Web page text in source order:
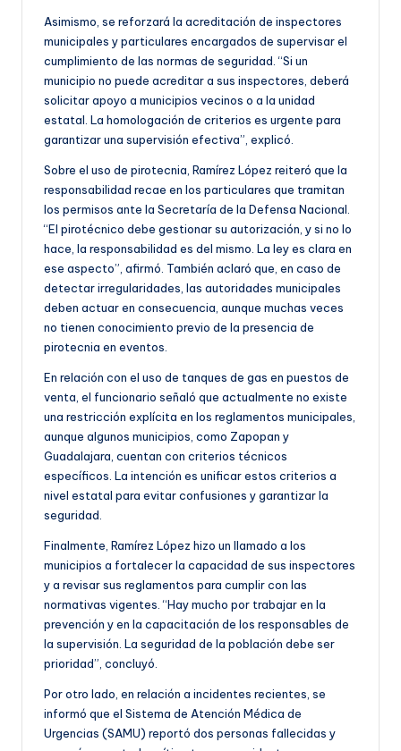
Asimismo, se reforzará la acreditación de inspectores
municipales y particulares encargados de supervisar el
cumplimiento de las normas de seguridad. “Si un
municipio no puede acreditar a sus inspectores, deberá
solicitar apoyo a municipios vecinos o a la unidad
estatal. La homologación de criterios es urgente para
garantizar una supervisión efectiva”, explicó.
Sobre el uso de pirotecnia, Ramírez López reiteró que la
responsabilidad recae en los particulares que tramitan
los permisos ante la Secretaría de la Defensa Nacional.
“El pirotécnico debe gestionar su autorización, y si no lo
hace, la responsabilidad es del mismo. La ley es clara en
ese aspecto”, afirmó. También aclaró que, en caso de
detectar irregularidades, las autoridades municipales
deben actuar en consecuencia, aunque muchas veces
no tienen conocimiento previo de la presencia de
pirotecnia en eventos.
En relación con el uso de tanques de gas en puestos de
venta, el funcionario señaló que actualmente no existe
una restricción explícita en los reglamentos municipales,
aunque algunos municipios, como Zapopan y
Guadalajara, cuentan con criterios técnicos
específicos. La intención es unificar estos criterios a
nivel estatal para evitar confusiones y garantizar la
seguridad.
Finalmente, Ramírez López hizo un llamado a los
municipios a fortalecer la capacidad de sus inspectores
y a revisar sus reglamentos para cumplir con las
normativas vigentes. “Hay mucho por trabajar en la
prevención y en la capacitación de los responsables de
la supervisión. La seguridad de la población debe ser
prioridad”, concluyó.
Por otro lado, en relación a incidentes recientes, se
informó que el Sistema de Atención Médica de
Urgencias (SAMU) reportó dos personas fallecidas y